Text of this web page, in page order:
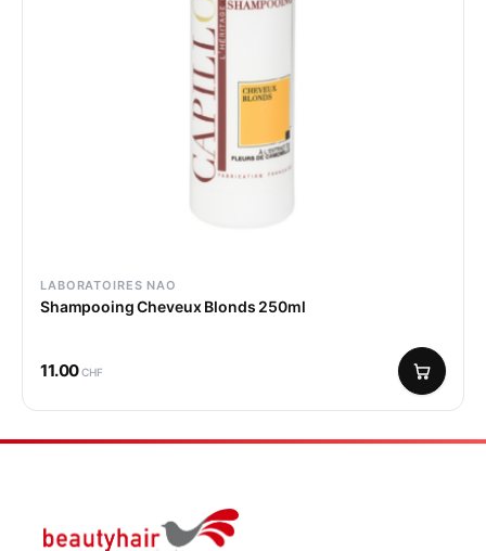
LABORATOIRES NAO
Shampooing Cheveux Blonds 250ml
11.00CHF